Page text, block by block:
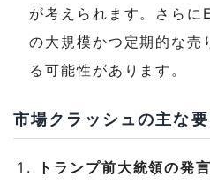
が考えられます。さら
の大規模かつ定期的な売
る可能性があります。
市場クラッシュの主な要
トランプ前大統領の発言